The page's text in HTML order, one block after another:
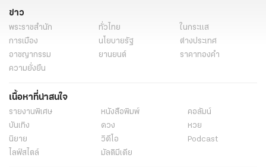
ข่าว
พระราชสำนัก ทั่วไทย
ในกระแส
การเมือง
นโยบายรัฐ
ต่างประเทศ
อาชญากรรม
ยานยนต์
ราคาทองคำ
ความยั่งยืน
เนื้อหาที่น่าสนใจ
รายงานพิเศษ หนังสือพิมพ์
คอลัมน์
บันเทิง
ดวง
หวย
นิยาย
วิดีโอ
Podcast
ไลฟ์สไตล์
มัลติมีเดีย